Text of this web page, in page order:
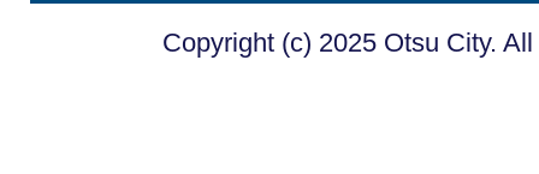
Copyright (c) 2025 Otsu City.